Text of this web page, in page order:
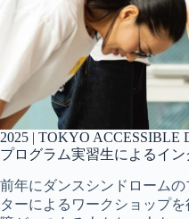
2025 | TOKYO ACCESSIBLE
プログラム実習生によるイ
前年にダンスシンドローム
ターによるワークショップを